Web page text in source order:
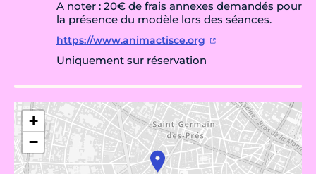
A noter : 20€ de frais annexes demandés pour
la présence du modèle lors des séances.
https://www.animactisce.org
Uniquement sur réservation
+
−